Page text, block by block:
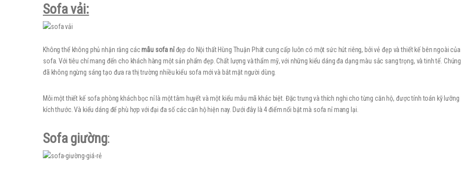
Sofa vải:
Không thể không phủ nhận rằng cácmẫu sofa nỉđẹp do Nội thất Hùng Thuận Phát cung cấp luôn có một sức hút riêng, bởi vẻ đẹp và thiết kế bên ngoài
sofa. Với tiêu chí mang đến cho khách hàng một sản phẩm đẹp. Chất lượng và thẩm mỹ, với những kiểu dáng đa dạng màu sắc sang trọng, và tinh tế.
đã không ngừng sáng tạo đưa ra thị trường nhiều kiểu sofa mới và bắt mặt người dùng.
Mỗi một thiết kế sofa phòng khách bọc nỉ là một tâm huyết và một kiểu mẫu mã khác biệt. Đặc trưng và thích nghi cho từng căn hộ, được tính toán kỹ lưỡng
kích thước. Và kiểu dáng để phù hợp với đại đa số các căn hộ hiện nay. Dưới đây là 4 điểm nổi bật mà sofa nỉ mang lại.
Sofa giường: